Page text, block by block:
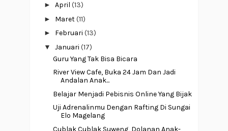
► April (13)
► Maret(11)
► Februari (13)
▼ Januari (17)
Guru Yang Tak Bisa Bicara
River View Cafe, Buka 24 Jam Dan Jadi
Andalan Anak...
Belajar Menjadi Pebisnis Online Yang Bijak
Uji Adrenalinmu Dengan Rafting Di Sungai
Elo Magelang
Cublak Cublak Suweng, Dolanan Anak-